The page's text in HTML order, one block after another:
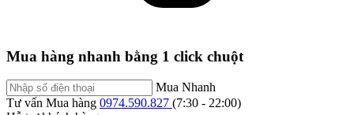
Mua hàng nhanh bằng 1 click chuột
Mua Nhanh
Tư vấn Mua hàng 0974.590.827 (7:30 - 22:00)